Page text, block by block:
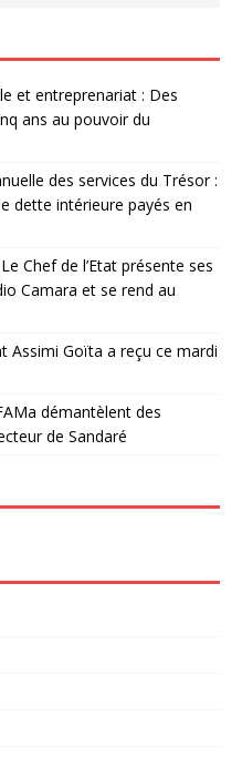
et entreprenariat : Des
ans au pouvoir du
des services du Trésor :
dette intérieure payés en
Chef de l’Etat présente ses
Camara et se rend au
Assimi Goïta a reçu ce mardi
démantèlent des
de Sandaré